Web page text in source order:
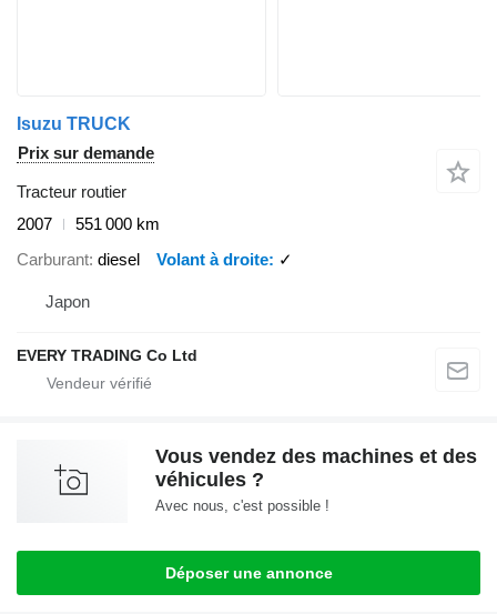
Isuzu TRUCK
Prix sur demande
Tracteur routier
2007
551 000 km
Carburant diesel Volant à droite ✓
Japon
EVERY TRADING Co Ltd
Vous vendez des machines et des
véhicules ?
Avec nous, c'est possible !
Déposer une annonce